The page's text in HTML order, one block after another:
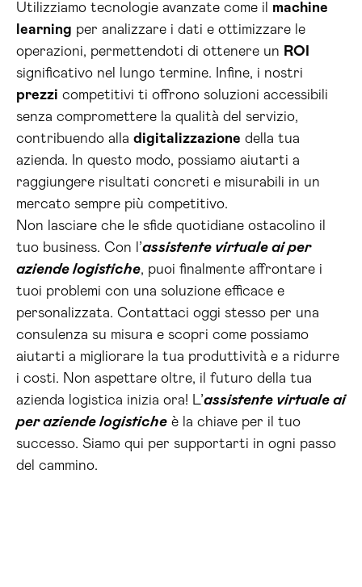
Utilizziamo tecnologie avanzate come il machine
learning per analizzare i dati e ottimizzare le
operazioni, permettendoti di ottenere un ROI
significativo nel lungo termine. Infine, i nostri
prezzi competitivi ti offrono soluzioni accessibili
senza compromettere la qualità del servizio,
contribuendo alla digitalizzazione della tua
azienda. In questo modo, possiamo aiutarti a
raggiungere risultati concreti e misurabili in un
mercato sempre più competitivo.
Non lasciare che le sfide quotidiane ostacolino il
tuo business. Con l’assistente virtuale ai per
aziende logistiche, puoi finalmente affrontare i
tuoi problemi con una soluzione efficace e
personalizzata. Contattaci oggi stesso per una
consulenza su misura e scopri come possiamo
aiutarti a migliorare la tua produttività e a ridurre
i costi. Non aspettare oltre, il futuro della tua
azienda logistica inizia ora! L’assistente virtuale ai
per aziende logistiche è la chiave per il tuo
successo. Siamo qui per supportarti in ogni passo
del cammino.